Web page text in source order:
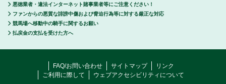
悪徳業者・違法インターネット賭事業者等にご注意ください！
ファンからの悪質な誹謗中傷および脅迫行為等に対する厳正な対応
競馬場へ移動中の騎手に関するお願い
払戻金の支払を受けた方へ
FAQ/お問い合わせ サイトマップ
リンク
ご利用に際して
ウェブアクセシビリティについて